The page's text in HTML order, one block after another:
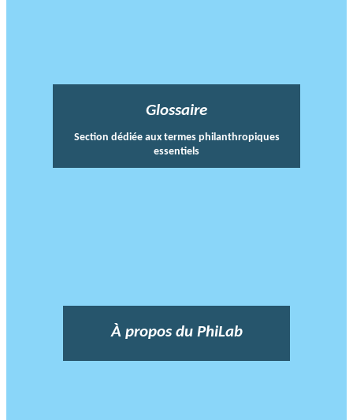
Glossaire
Section dédiée aux termes philanthropiques
essentiels
À propos du PhiLab